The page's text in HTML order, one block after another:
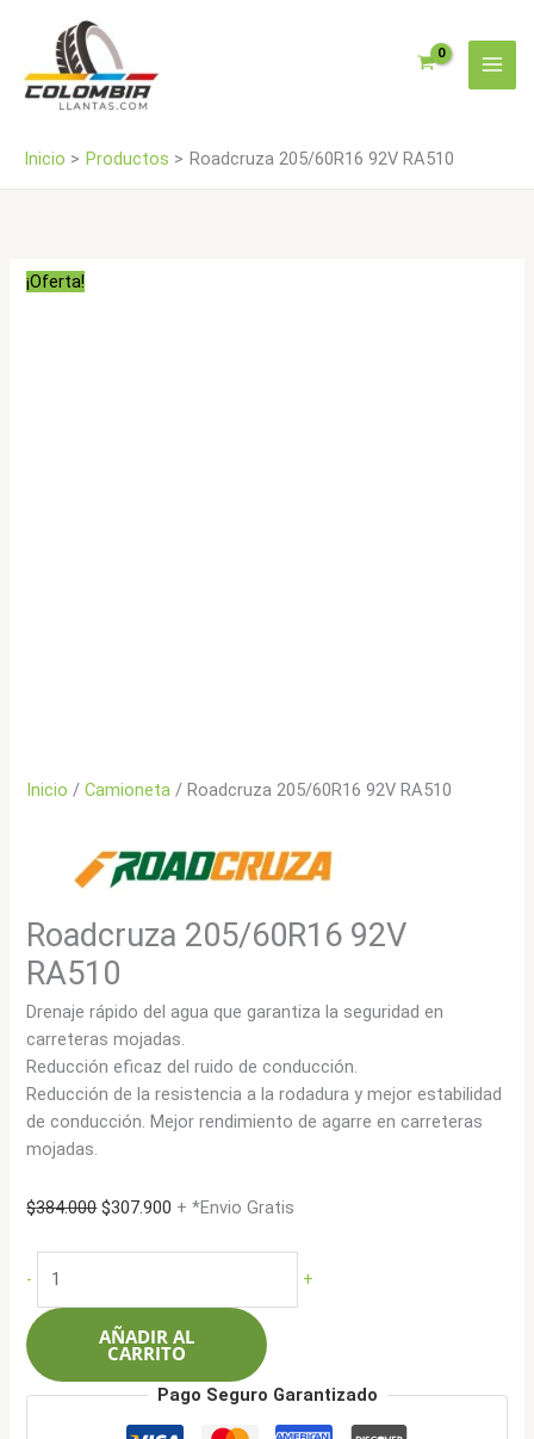
contenido
Inicio Productos Roadcruza 205/60R16 92V RA510
¡Oferta!
Inicio /Camioneta / Roadcruza 205/60R16 92V RA510
Roadcruza 205/60R16 92V
RA510
Drenaje rápido del agua que garantiza la seguridad en
carreteras mojadas.
Reducción eficaz del ruido de conducción.
Reducción de la resistencia a la rodadura y mejor estabilidad
de conducción. Mejor rendimiento de agarre en carreteras
mojadas.
$384.000El
$307.900 El
$307.900.
+ *Envio Gratis
-
205/60R16
92V
cantidad
+
AÑADIR AL
CARRITO
Pago Seguro Garantizado